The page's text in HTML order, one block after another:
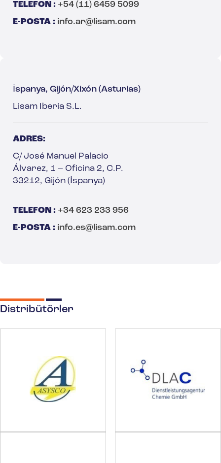
TELEFON : +54 (11) 6459 5099
E-POSTA : info.ar@lisam.com
İspanya, Gijón/Xixón (Asturias)
Lisam Iberia S.L.
ADRES:
C/ José Manuel Palacio
Álvarez, 1 – Oficina 2, C.P.
33212, Gijón (İspanya)
TELEFON : +34 623 233 956
E-POSTA : info.es@lisam.com
Distribütörler